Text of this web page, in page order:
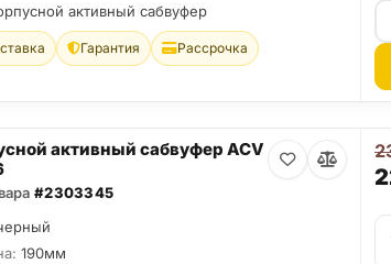
активный сабвуфер
Гарантия Рассрочка
активный сабвуфер ACV
#2303345
190мм